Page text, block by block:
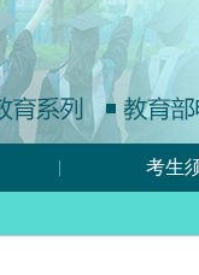
考生